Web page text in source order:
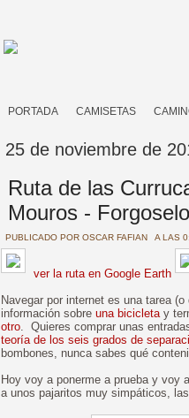
PORTADA CAMISETAS
25 de noviembre de
Ruta de las
Mouros -
PUBLICADO POR OSCAR FAFIAN A LAS
ver la ruta en Google Earth
Navegar por internet es una tarea
información sobre una bicicletay
otro. Quieres comprar unas
teoría de los seis grados de
bombones, nunca sabes qué
Hoy voy a ponerme a prueba y voy
a unos pajaritos muy simpáticos,